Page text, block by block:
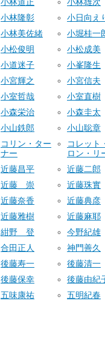
小林隆彰
小日向え
小林美佐緒
小堀桂一
小松俊明
小松成美
小道迷子
小峯隆生
小宮輝之
小宮信夫
小室哲哉
小室直樹
小森栄治
小森圭太
小山鉄郎
小山聡章
コリン・ター
ナー
コレット
ロン・リ
近藤昌平
近藤二郎
近藤 崇
近藤珠實
近藤奈香
近藤典彦
近藤雅樹
近藤麻耶
紺野 登
今野紀雄
合田正人
神門善久
後藤寿一
後藤清一
後藤保幸
後藤由紀
五味康祐 五明紀春